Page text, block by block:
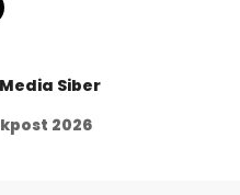
Siber
2026